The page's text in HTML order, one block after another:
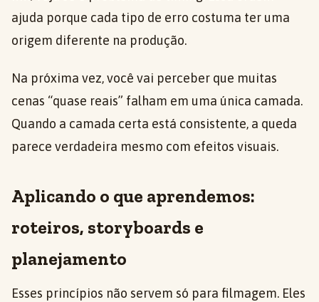
ajuda porque cada tipo de erro costuma ter uma
origem diferente na produção.
Na próxima vez, você vai perceber que muitas
cenas “quase reais” falham em uma única camada.
Quando a camada certa está consistente, a queda
parece verdadeira mesmo com efeitos visuais.
Aplicando o que aprendemos:
roteiros, storyboards e
planejamento
Esses princípios não servem só para filmagem. Eles